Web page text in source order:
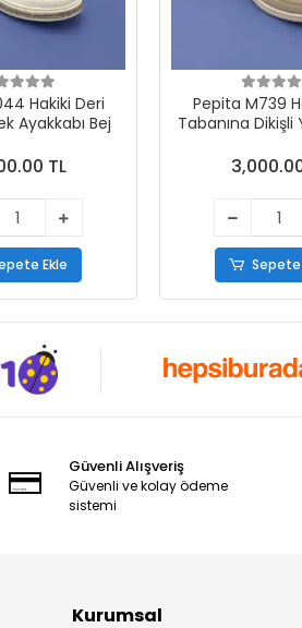
Hakiki Deri
Ayakkabı Bej
TL
Ekle
Pepita M739
Tabanına Dikişli
Sepete
Güvenli Alışveriş
Güvenli ve kolay ödeme
sistemi
Kurumsal